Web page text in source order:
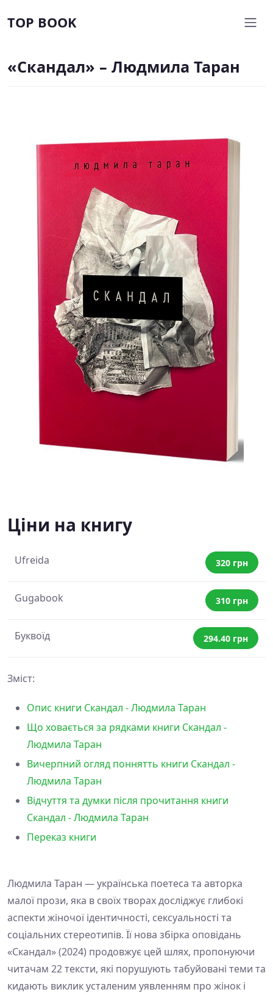
TOP BOOK
«Скандал» – Людмила Таран
Ціни на книгу
Ufreida 320 грн
Gugabook 310 грн
Буквоїд 294.40 грн
Зміст:
Опис книги Скандал - Людмила Таран
Що ховається за рядками книги Скандал -
Людмила Таран
Вичерпний огляд поннятть книги Скандал -
Людмила Таран
Відчуття та думки після прочитання книги
Скандал - Людмила Таран
Переказ книги
Людмила Таран — українська поетеса та авторка
малої прози, яка в своїх творах досліджує глибокі
аспекти жіночої ідентичності, сексуальності та
соціальних стереотипів. Її нова збірка оповідань
«Скандал» (2024) продовжує цей шлях, пропонуючи
читачам 22 тексти, які порушують табуйовані теми та
кидають виклик усталеним уявленням про жінок і